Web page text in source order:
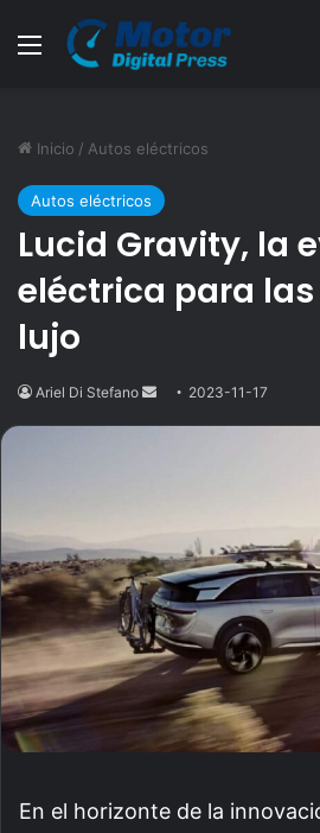
Menú
Inicio / Autos eléctricos
Autos eléctricos
Lucid Gravity, la
eléctrica para
lujo
Ariel Di Stefano
Send2023-11-17
En el horizonte de la